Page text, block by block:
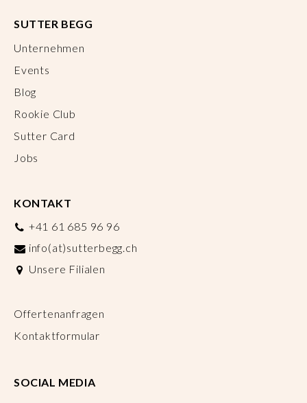
SUTTER BEGG
Unternehmen
Events
Blog
Rookie Club
Sutter Card
Jobs
KONTAKT
+41 61 685 96 96
info(at)sutterbegg.ch
Unsere Filialen
Offertenanfragen
Kontaktformular
SOCIAL MEDIA